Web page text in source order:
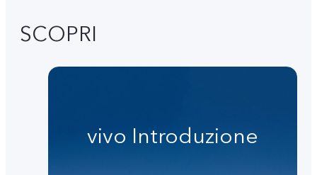
SCOPRI
vivo Introduzione